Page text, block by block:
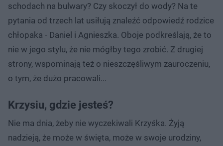
schodach na bulwary? Czy skoczył do wody? Na te
pytania od trzech lat usiłują znaleźć odpowiedź rodzice
chłopaka - Daniel i Agnieszka. Oboje podkreślają, że to
nie w jego stylu, że nie mógłby tego zrobić. Z drugiej
strony, wspominają też o nieszczęśliwym zauroczeniu,
o tym, że dużo pracowali...
Krzysiu, gdzie jesteś?
Nie ma dnia, żeby nie wyczekiwali Krzyśka. Żyją
nadzieją, że może w święta, może w swoje urodziny,